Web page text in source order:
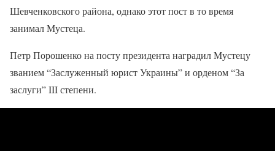
Шевченковского района, однако этот пост в то время
занимал Мустеца.
Петр Порошенко на посту президента наградил Мустецу
званием “Заслуженный юрист Украины” и орденом “За
заслуги” III степени.